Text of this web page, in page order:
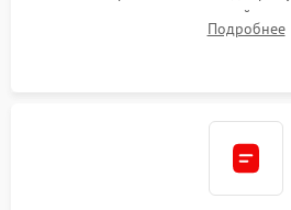
термопрокладок правильной
питания. Монтаж радиатора и
Подробнее